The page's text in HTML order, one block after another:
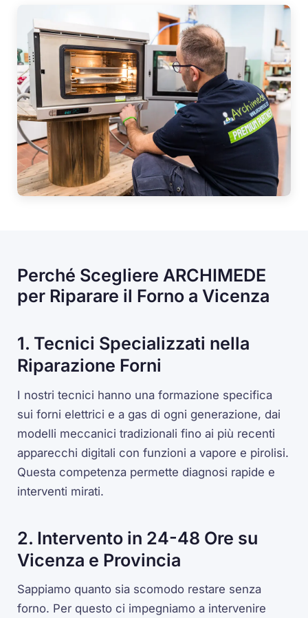
Perché Scegliere ARCHIMEDE
per Riparare il Forno a Vicenza
1. Tecnici Specializzati nella
Riparazione Forni
I nostri tecnici hanno una formazione specifica
sui forni elettrici e a gas di ogni generazione, dai
modelli meccanici tradizionali fino ai più recenti
apparecchi digitali con funzioni a vapore e pirolisi.
Questa competenza permette diagnosi rapide e
interventi mirati.
2. Intervento in 24-48 Ore su
Vicenza e Provincia
Sappiamo quanto sia scomodo restare senza
forno. Per questo ci impegniamo a intervenire